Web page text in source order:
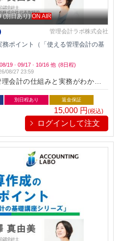
(別日あり) ON AIR
管理会計ラボ株式会社
ポイント（「使える管理会計の基
19 · 09/17 · 10/16 他 (8日程)
08/27 23:59
会計の仕組みと実務がわかる本
お馴染みの実務家会計士梅澤真由
損益計算書の実務ポイントを解説
別日程あり 返金保証
15,000 円(税込)
ログインして注文